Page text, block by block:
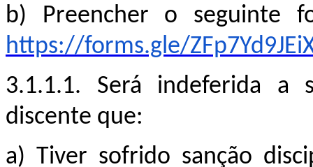
b) Preencher o seguinte
https://forms.gle/
3.1.1.1. Será indeferida a
discente que:
a) Tiver sofrido sanção